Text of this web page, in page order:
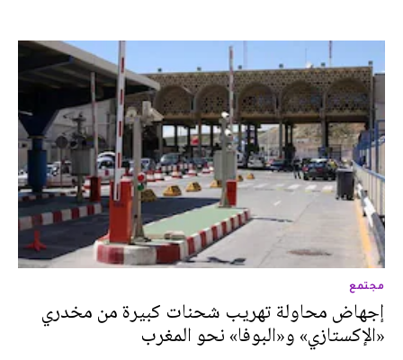
مجتمع
إجهاض محاولة تهريب شحنات كبيرة من مخدري
«الإكستازي» و«البوفا» نحو المغرب